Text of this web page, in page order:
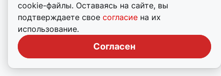
cookie-файлы. Оставаясь на сайте, вы
подтверждаете свое согласие на их
использование.
Согласен